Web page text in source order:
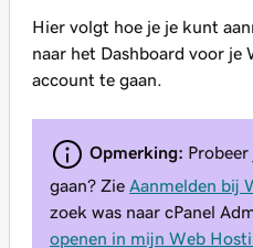
Hier volgt hoe je je kunt
naar het Dashboard voor je
account te gaan.
Opmerking:
gaan? Zie Aanmelden bij
zoek was naar cPanel
openen in mijn Web